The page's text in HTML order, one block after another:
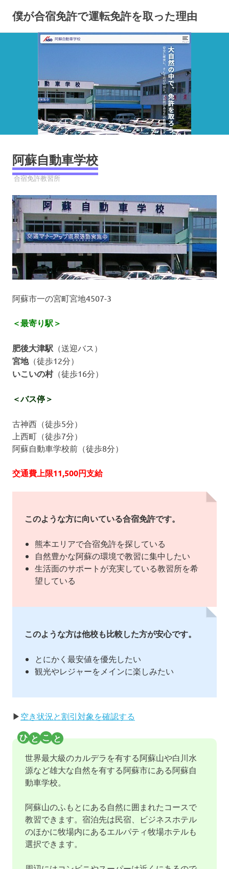
テ
僕が合宿免許で運転免許を取った理由
阿蘇自動車学校
2023年9月30日
YYYPRO
合宿免許教習所
阿蘇市一の宮町宮地4507-3
＜最寄り駅＞
肥後大津駅 （送迎バス）
宮地（徒歩12分）
いこいの村（徒歩16分）
＜バス停＞
古神西（徒歩5分）
上西町（徒歩7分）
阿蘇自動車学校前（徒歩8分）
交通費上限11,500円支給
このような方に向いている合宿免許です。
熊本エリアで合宿免許を探している
自然豊かな阿蘇の環境で教習に集中したい
生活面のサポートが充実している教習所を希
望している
このような方は他校も比較した方が安心です。
とにかく最安値を優先したい
観光やレジャーをメインに楽しみたい
▶ 空き状況と割引対象を確認する
世界最大級のカルデラを有する阿蘇山や白川水
源など雄大な自然を有する阿蘇市にある阿蘇自
動車学校。
阿蘇山のふもとにある自然に囲まれたコースで
教習できます。宿泊先は民宿、ビジネスホテル
のほかに牧場内にあるエルパティ牧場ホテルも
選択できます。